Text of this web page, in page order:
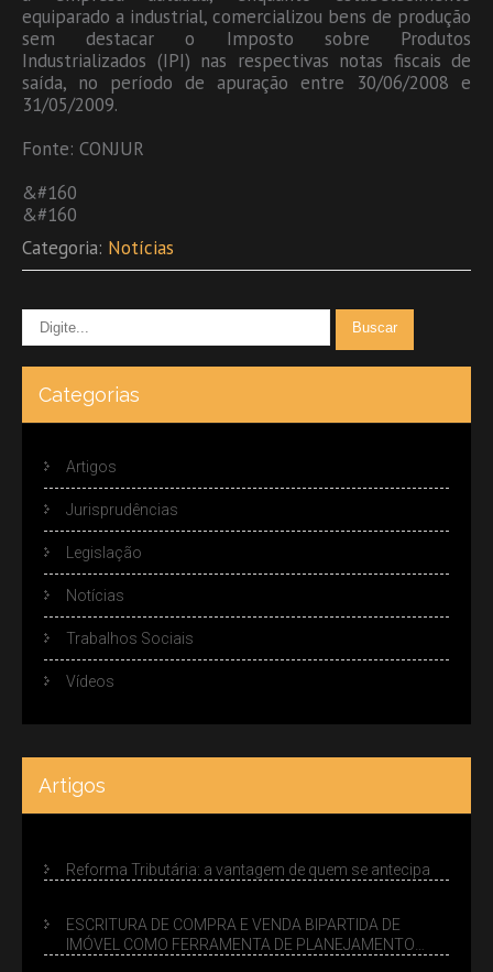
equiparado a industrial, comercializou bens de produção
sem destacar o Imposto sobre Produtos
Industrializados (IPI) nas respectivas notas fiscais de
saída, no período de apuração entre 30/06/2008 e
31/05/2009.
Fonte: CONJUR
&#160
&#160
Categoria: Notícias
Categorias
Artigos
Jurisprudências
Legislação
Notícias
Trabalhos Sociais
Vídeos
Artigos
Reforma Tributária: a vantagem de quem se antecipa
ESCRITURA DE COMPRA E VENDA BIPARTIDA DE
IMÓVEL COMO FERRAMENTA DE PLANEJAMENTO